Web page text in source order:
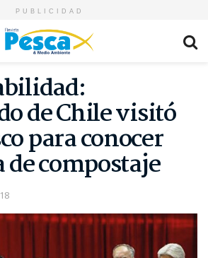
PUBLICIDAD
de Chile visitó
para conocer
compostaje